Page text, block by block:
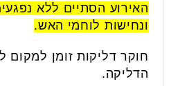
האירוע הסתיים ללא
ונחישות לוחמי האש.
חוקר דליקות זומן למקום
הדליקה.